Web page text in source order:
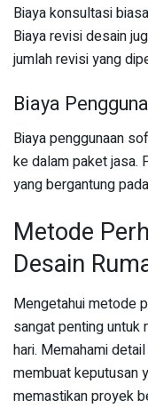
Biaya konsultasi
Biaya revisi desain
jumlah revisi yang
Biaya
Biaya penggunaan
ke dalam paket jasa.
yang bergantung
Metode
Desain
Mengetahui metode
sangat penting untuk
hari. Memahami
membuat keputusan
memastikan proyek